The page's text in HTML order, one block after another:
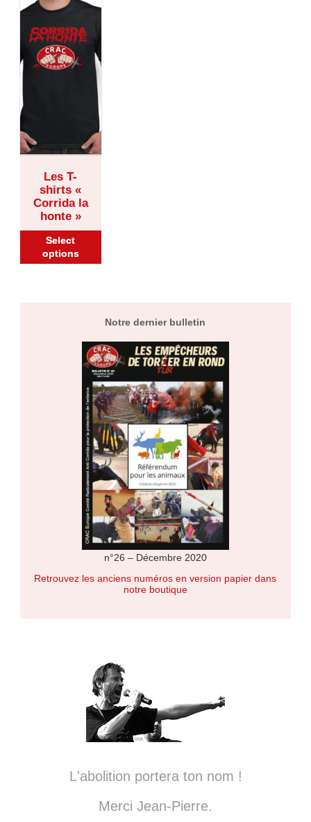
Les T-
shirts «
Corrida la
honte »
15,00
Select
options
Notre dernier bulletin
n°26 – Décembre 2020
Retrouvez les anciens numéros en version papier dans
notre boutique
L'abolition portera ton nom !
Merci Jean-Pierre.